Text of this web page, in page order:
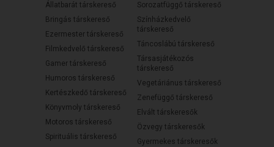
Állatbarát társkereső
Bringás társkereső
Ezermester társkereső
Filmkedvelő társkereső
Gamer társkereső
Humoros társkereső
Kertészkedő társkereső
Könyvmoly társkereső
Motoros társkereső
Spirituális társkereső
Sorozatfüggő társkereső
Színházkedvelő
társkereső
Táncoslábú társkereső
Társasjátékozós
társkereső
Vegetáriánus társkereső
Zenefüggő társkereső
Elvált társkeresők
Özvegy társkeresők
Gyermekes társkeresők